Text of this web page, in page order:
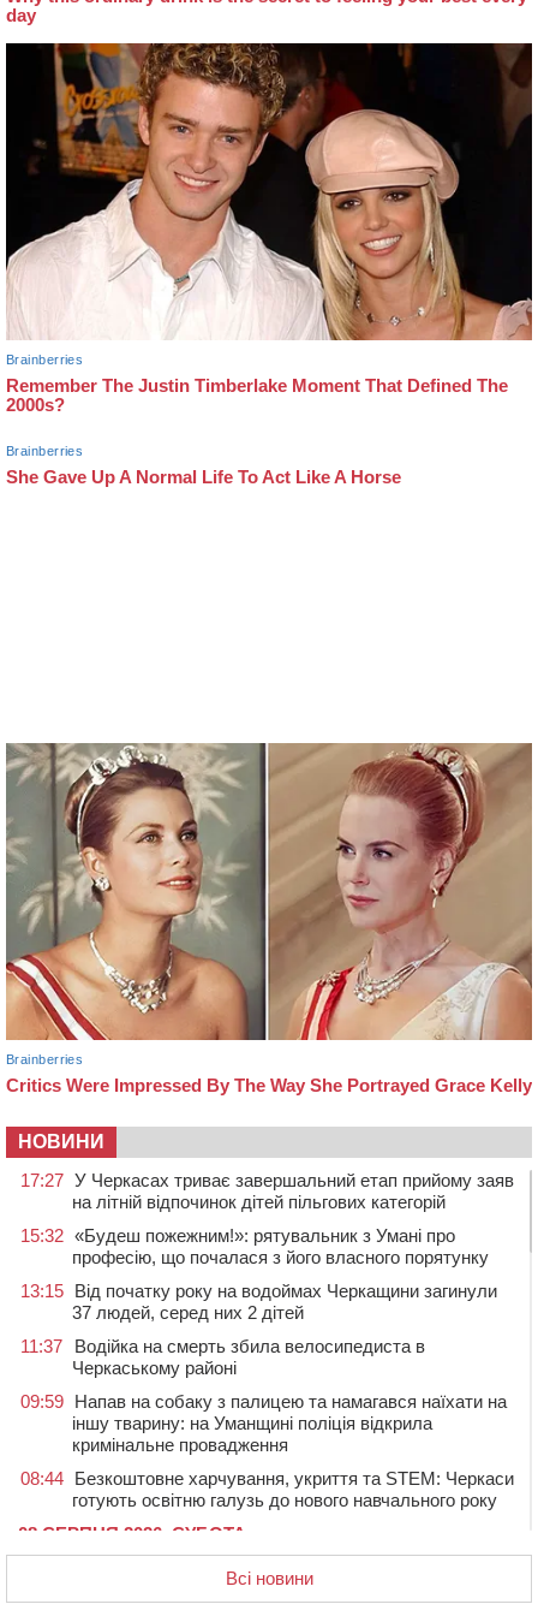
НОВИНИ
17:27 У Черкасах триває завершальний етап прийому заяв
на літній відпочинок дітей пільгових категорій
15:32 «Будеш пожежним!»: рятувальник з Умані про
професію, що почалася з його власного порятунку
13:15 Від початку року на водоймах Черкащини загинули
37 людей, серед них 2 дітей
11:37
Водійка на смерть збила велосипедиста в
Черкаському районі
09:59 Напав на собаку з палицею та намагався наїхати на
іншу тварину: на Уманщині поліція відкрила
кримінальне провадження
08:44 Безкоштовне харчування, укриття та STEM: Черкаси
готують освітню галузь до нового навчального року
08 СЕРПНЯ 2026, СУБОТА
Черкаські вершники здобули нагороди української
Всі новини